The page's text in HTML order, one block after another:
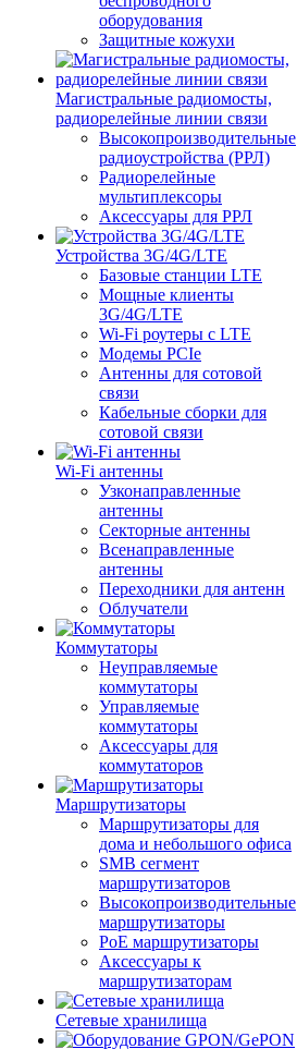
оборудования
Защитные кожухи
Магистральные радиомосты,
радиорелейные линии связи
Высокопроизводительные
радиоустройства (РРЛ)
Радиорелейные
мультиплексоры
Аксессуары для РРЛ
Устройства 3G/4G/LTE
Базовые станции LTE
Мощные клиенты
3G/4G/LTE
Wi-Fi роутеры с LTE
Модемы PCIe
Антенны для сотовой
связи
Кабельные сборки для
сотовой связи
Wi-Fi антенны
Узконаправленные
антенны
Секторные антенны
Всенаправленные
антенны
Переходники для антенн
Облучатели
Коммутаторы
Неуправляемые
коммутаторы
Управляемые
коммутаторы
Аксессуары для
коммутаторов
Маршрутизаторы
Маршрутизаторы для
дома и небольшого офиса
SMB сегмент
маршрутизаторов
Высокопроизводительные
маршрутизаторы
PoE маршрутизаторы
Аксессуары к
маршрутизаторам
Сетевые хранилища